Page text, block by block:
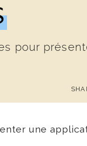
pour
une